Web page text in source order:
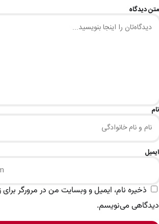
متن دیدگاه
نام
ایمیل
ذخیره نام، ایمیل و وبسایت من در مرورگر برای
دیدگاهی می‌نویسم.